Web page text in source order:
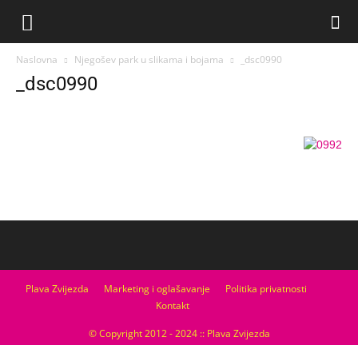
Naslovna Njegošev park u slikama i bojama _dsc0990
_dsc0990
Plava Zvijezda Marketing i oglašavanje
Politika privatnosti
Kontakt
© Copyright 2012 - 2024 :: Plava Zvijezda